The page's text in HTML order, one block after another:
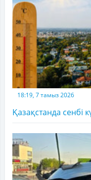
18:19, 7 тамыз 2026
Қазақстанда сенбі